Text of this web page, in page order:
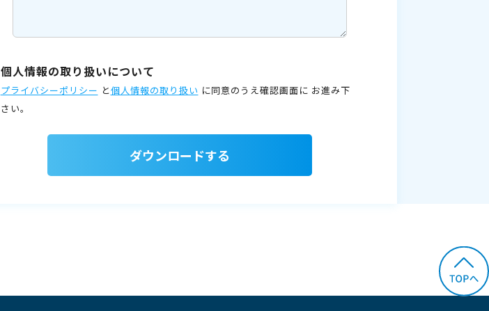
個人情報の取り扱いについて
プライバシーポリシー と個人情報の取り扱い に同意のうえ確認画面に お進み下
さい。
ダウンロードする